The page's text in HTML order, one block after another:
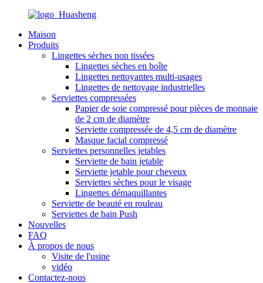
Maison
Produits
Lingettes sèches non tissées
Lingettes sèches en boîte
Lingettes nettoyantes multi-usages
Lingettes de nettoyage industrielles
Serviettes compressées
Papier de soie compressé pour pièces de monnaie
de 2 cm de diamètre
Serviette compressée de 4,5 cm de diamètre
Masque facial compressé
Serviettes personnelles jetables
Serviette de bain jetable
Serviette jetable pour cheveux
Serviettes sèches pour le visage
Lingettes démaquillantes
Serviette de beauté en rouleau
Serviettes de bain Push
Nouvelles
FAQ
À propos de nous
Visite de l'usine
vidéo
Contactez-nous